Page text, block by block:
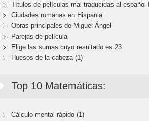
Títulos de películas mal traducidas al español II
Ciudades romanas en Hispania
Obras principales de Miguel Ángel
Parejas de película
Elige las sumas cuyo resultado es 23
Huesos de la cabeza (1)
Top 10 Matemáticas:
Cálculo mental rápido (1)